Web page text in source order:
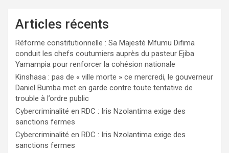
Articles récents
Réforme constitutionnelle : Sa Majesté Mfumu Difima
conduit les chefs coutumiers auprès du pasteur Ejiba
Yamampia pour renforcer la cohésion nationale
Kinshasa : pas de « ville morte » ce mercredi, le gouverneur
Daniel Bumba met en garde contre toute tentative de
trouble à l’ordre public
Cybercriminalité en RDC : Iris Nzolantima exige des
sanctions fermes
Cybercriminalité en RDC : Iris Nzolantima exige des
sanctions fermes